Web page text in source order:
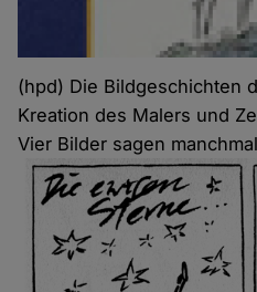
(hpd) Die Bildgeschichten
Kreation des Malers und
Vier Bilder sagen